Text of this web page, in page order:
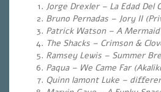
Jorge Drexler – La Edad Del
Bruno Pernadas – Jory II
Patrick Watson – A Mermaid
The Shacks – Crimson &
Ramsey Lewis – Summer
Paqua – We Came Far
Quinn lamont Luke –